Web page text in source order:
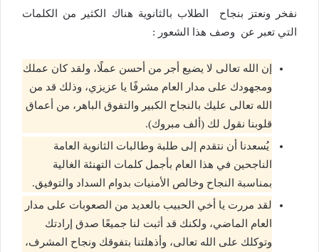
نفخر ونعتز بنجاح الطلاب بالثانوية هناك الكثير من الكلمات
التي تعبر عن وصف هذا الشعور :
إن الله تعالى لا يضيع أجر من أحسن عملًا، ولقد كان عملك
ومجهودك على مدار العام مشرفًا يا عزيزي، وذلك قد من
الله تعالى عليك بالنجاح الكبير والتفوق الباهر، من أعماق
قلوبنا نقول لك (ألف مبروك).
يُسعدنا أن نتقدم إلى طلبة وطالبات الثانوية العامة
الناجحين في هذا العام بأجمل كلمات التهنئة الغالية
بمناسبة النجاح وخالص الأمنيات بدوام السداد والتوفيق.
لقد مررت يا أخي الحبيب بالعديد من الصعوبات على مدار
العام الماضي، ولكنك قد أثبت لنا جميعًا صدق إرادتك
وتوكلك على الله تعالى، وأذهلتنا بتفوقك ونجاح المشرف،